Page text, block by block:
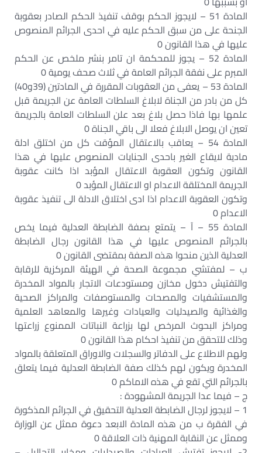
المادة 51 – لايجوز الحكم بوقف تنفيذ الحكم الصادر بعقوبة
الجنحة على من سبق الحكم عليه في احدى الجرائم المنصوص
عليها في هذا القانون 0
المادة 52 – يجوز للمحكمة ان تامر بنشر ملخص عن الحكم
المبرم على نفقة الجرائم العامة في ثلاث صحف يومية 0
المادة 53 – يعفى من العقوبات المقررة في المادتين (39و40)
كل من بادر من الجناة لابلاغ السلطات العامة عن الجريمة قبل
علمها بها فاذا حصل بلاغ بعد علن السلطات العامة بالجريمة
تعين ان يوصل الابلاغ فعلا الى باقي الجناة 0
المادة 54 – يعاقب بالاعتقال المؤقت كل من اختلق ادلة
مادية لايقاع الغير باحدى الجنايات المنصوص عليها في هذا
القانون وتكون العقوبة الاعتقال المؤبد اذا كانت عقوبة
الجريمة المختلقة الاعدام او الاعتقال المؤبد 0
وتكون العقوبة الاعدام اذا ادى اختلاق الادلة الى تنفيذ عقوبة
الاعدام 0
المادة 55 – آ – يتمتع بصفة الضابطة العدلية فيما يخص
بالجرائم المنصوص عليها في هذا القانون رجال الضابطة
العدلية الذين منحوا هذه الصفة بمقتضى القانون 0
ب – لمفتشي مجموعة الصحة في الهيئة المركزية للرقابة
والتفتيش دخول مخازن ومستودعات الاتجار بالمواد المخدرة
والمستشفيات والمصحات والمستوصفات والمراكز الصحية
والغذائية والصيدليات والعيادات وغيرها والمعاهد العلمية
ومراكز البحوث المرخص لها بزراعة النباتات الممنوع زراعتها
وذلك للتحقق من تنفيذ احكام هذا القانون 0
ولهم الاطلاع على الدفاتر والسجلات والاوراق المتعلقة بالمواد
المخدرة ويكون لهم كذلك صفة الضابطة العدلية فيما يتعلق
بالجرائم التي تقع في هذه الاماكم 0
ج – فيما عدا الجريمة المشهودة :
1 – لايجوز لرجال الضابطة العدلية التحقيق في الجرائم المذكورة
في الفقرة ب من هذه المادة الابعد دعوة ممثل عن الوزارة
وممثل عن النقابة المهنية ذات العلاقة 0